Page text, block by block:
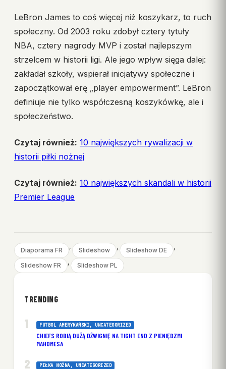
LeBron James to coś więcej niż koszykarz, to ruch
społeczny. Od 2003 roku zdobył cztery tytuły
NBA, cztery nagrody MVP i został najlepszym
strzelcem w historii ligi. Ale jego wpływ sięga dalej:
zakładał szkoły, wspierał inicjatywy społeczne i
zapoczątkował erę „player empowerment”. LeBron
definiuje nie tylko współczesną koszykówkę, ale i
społeczeństwo.
Czytaj również: 10 największych rywalizacji w
historii piłki nożnej
Czytaj również: 10 największych skandali w historii
Premier League
Diaporama FR , Slideshow , Slideshow DE ,
Slideshow FR , Slideshow PL
TRENDING
FUTBOL AMERYKAŃSKI, UNCATEGORIZED
CHIEFS ROBIĄ DUŻĄ DŹWIGNIĘ NA TIGHT END Z PIENIĘDZMI
MAHOMESA
PIŁKA NOŻNA, UNCATEGORIZED